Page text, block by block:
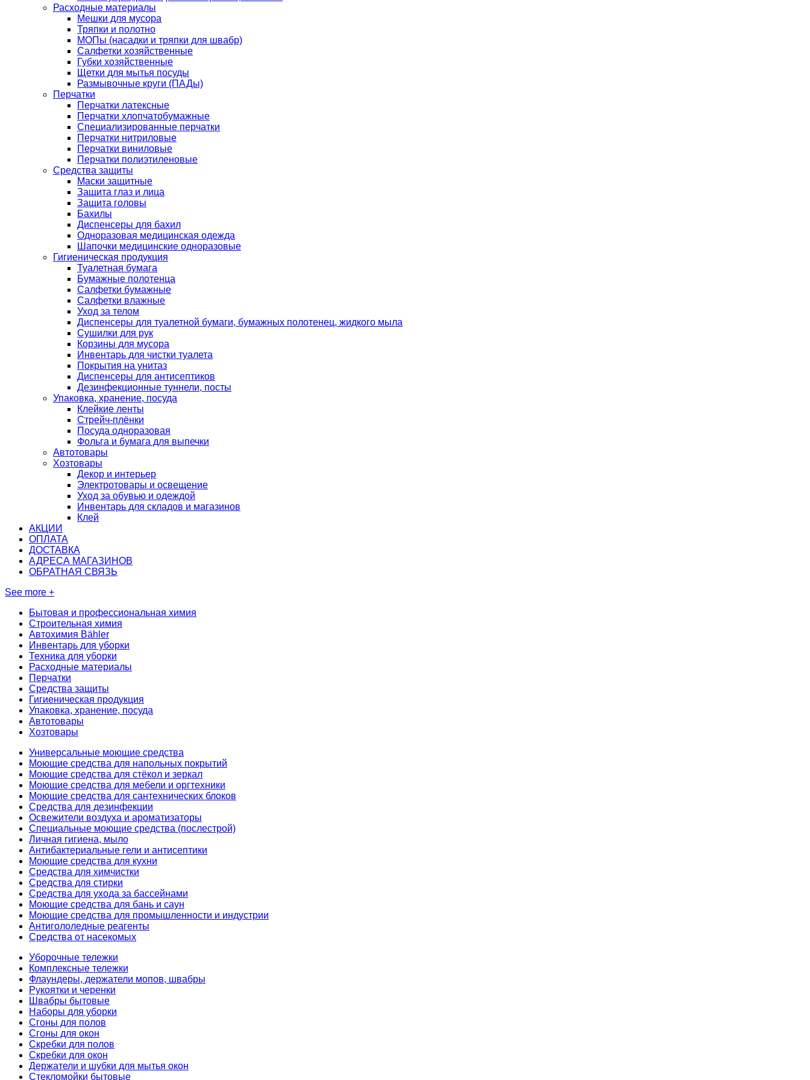
Расходные материалы
Мешки для мусора
Тряпки и полотно
МОПы (насадки и тряпки для швабр)
Салфетки хозяйственные
Губки хозяйственные
Щетки для мытья посуды
Размывочные круги (ПАДы)
Перчатки
Перчатки латексные
Перчатки хлопчатобумажные
Специализированные перчатки
Перчатки нитриловые
Перчатки виниловые
Перчатки полиэтиленовые
Средства защиты
Маски защитные
Защита глаз и лица
Защита головы
Бахилы
Диспенсеры для бахил
Одноразовая медицинская одежда
Шапочки медицинские одноразовые
Гигиеническая продукция
Туалетная бумага
Бумажные полотенца
Салфетки бумажные
Салфетки влажные
Уход за телом
Диспенсеры для туалетной бумаги, бумажных полотенец, жидкого мыла
Сушилки для рук
Корзины для мусора
Инвентарь для чистки туалета
Покрытия на унитаз
Диспенсеры для антисептиков
Дезинфекционные туннели, посты
Упаковка, хранение, посуда
Клейкие ленты
Стрейч-плёнки
Посуда одноразовая
Фольга и бумага для выпечки
Автотовары
Хозтовары
Декор и интерьер
Электротовары и освещение
Уход за обувью и одеждой
Инвентарь для складов и магазинов
Клей
АКЦИИ
ОПЛАТА
ДОСТАВКА
АДРЕСА МАГАЗИНОВ
ОБРАТНАЯ СВЯЗЬ
See more +
Бытовая и профессиональная химия
Строительная химия
Автохимия Bähler
Инвентарь для уборки
Техника для уборки
Расходные материалы
Перчатки
Средства защиты
Гигиеническая продукция
Упаковка, хранение, посуда
Автотовары
Хозтовары
Универсальные моющие средства
Моющие средства для напольных покрытий
Моющие средства для стёкол и зеркал
Моющие средства для мебели и оргтехники
Моющие средства для сантехнических блоков
Средства для дезинфекции
Освежители воздуха и ароматизаторы
Специальные моющие средства (послестрой)
Личная гигиена, мыло
Антибактериальные гели и антисептики
Моющие средства для кухни
Средства для химчистки
Средства для стирки
Средства для ухода за бассейнами
Моющие средства для бань и саун
Моющие средства для промышленности и индустрии
Антигололедные реагенты
Средства от насекомых
Уборочные тележки
Комплексные тележки
Флаундеры, держатели мопов, швабры
Рукоятки и черенки
Швабры бытовые
Наборы для уборки
Сгоны для полов
Сгоны для окон
Скребки для полов
Скребки для окон
Держатели и шубки для мытья окон
Стекломойки бытовые